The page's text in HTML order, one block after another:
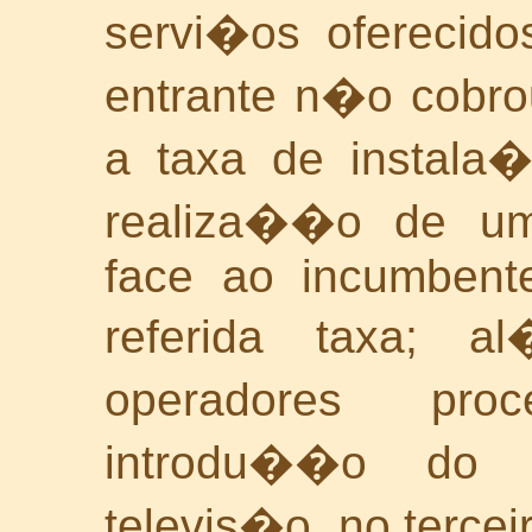
servi�os
entrante n�o
a taxa de
realiza��o de
face ao
referida taxa;
operadores
introdu��o do